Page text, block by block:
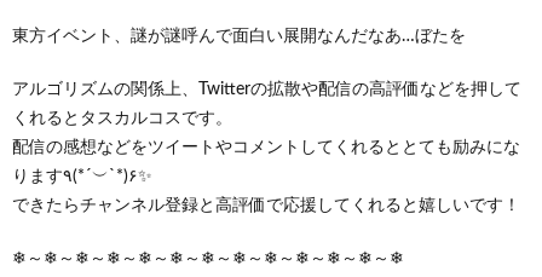
東方イベント、謎が謎呼んで面白い展開なんだなあ…ぼたを
アルゴリズムの関係上、Twitterの拡散や配信の高評価などを押して
くれるとタスカルコスです。
配信の感想などをツイートやコメントしてくれるととても励みにな
ります٩(*´︶`*)۶✨
できたらチャンネル登録と高評価で応援してくれると嬉しいです！
❄～❄～❄～❄～❄～❄～❄～❄～❄～❄～❄～❄～❄